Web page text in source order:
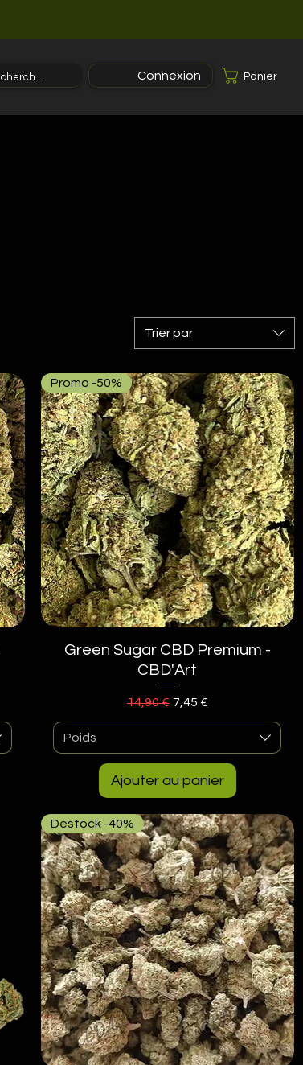
Connexion Panier
Trier par
Aperçu rapide
Promo -50%
Green Sugar CBD Premium -
CBD'Art
Prix original
14,90 € Prix promotionnel
7,45 €
Poids
Ajouter au panier
Déstock -40%